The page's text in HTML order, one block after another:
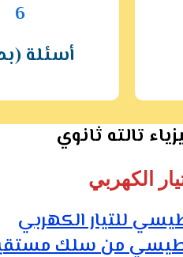
6
أسئلة
تالته ثانوي
الكهربي
للتيار الكهربي
من سلك